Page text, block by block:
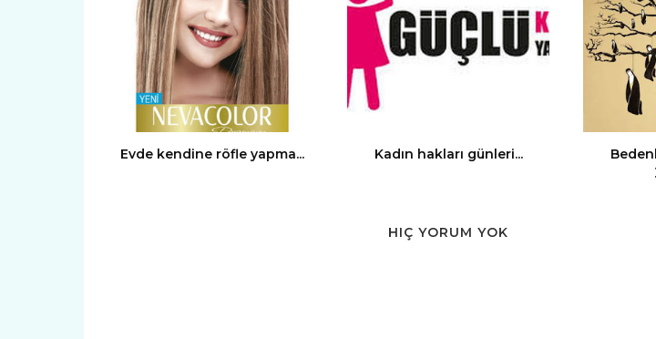
Evde kendine röfle yapma... Kadın hakları günleri...
HIÇ YORUM YOK